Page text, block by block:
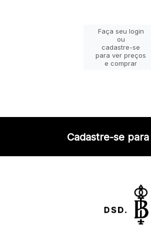
Faça seu login
ou
cadastre-se
para ver preços
e comprar
Cadastre-se